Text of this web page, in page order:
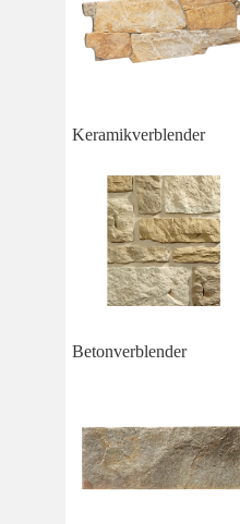
Keramikverblender
Betonverblender